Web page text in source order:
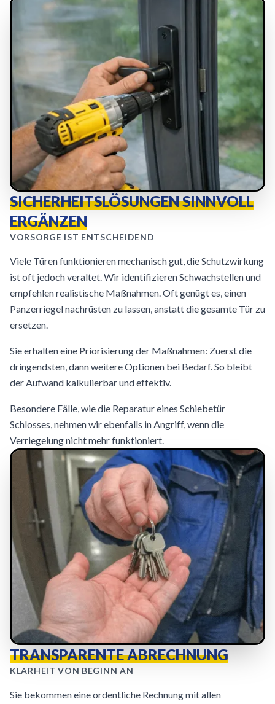
SICHERHEITSLÖSUNGEN SINNVOLL
ERGÄNZEN
VORSORGE IST ENTSCHEIDEND
Viele Türen funktionieren mechanisch gut, die Schutzwirkung
ist oft jedoch veraltet. Wir identifizieren Schwachstellen und
empfehlen realistische Maßnahmen. Oft genügt es, einen
Panzerriegel nachrüsten zu lassen, anstatt die gesamte Tür zu
ersetzen.
Sie erhalten eine Priorisierung der Maßnahmen: Zuerst die
dringendsten, dann weitere Optionen bei Bedarf. So bleibt
der Aufwand kalkulierbar und effektiv.
Besondere Fälle, wie die Reparatur eines Schiebetür
Schlosses, nehmen wir ebenfalls in Angriff, wenn die
Verriegelung nicht mehr funktioniert.
TRANSPARENTE ABRECHNUNG
KLARHEIT VON BEGINN AN
Sie bekommen eine ordentliche Rechnung mit allen